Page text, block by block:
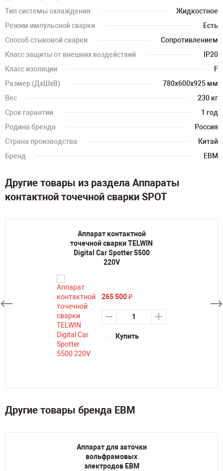
Тип системы охлаждения
Жидкостное
Режим импульсной сварки
Есть
Способ стыковой сварки
Сопротивлением
Класс защиты от внешних воздействий
IP20
Класс изоляции
F
Размер (ДхШхВ)
780х600х925 мм
Вес
230 кг
Срок гарантии
1 год
Родина бренда
Россия
Страна производства
Китай
Бренд
ЕВМ
Другие товары из раздела Аппараты
контактной точечной сварки SPOT
Аппарат контактной
точечной сварки TELWIN
Digital Car Spotter 5500
220V
265 500₽
Купить
Другие товары бренда ЕВМ
Аппарат для заточки
вольфрамовых
электродов ЕВМ